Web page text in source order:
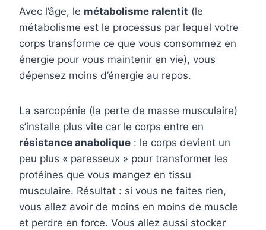
Avec l’âge, le métabolisme ralentit (le
métabolisme est le processus par lequel votre
corps transforme ce que vous consommez en
énergie pour vous maintenir en vie), vous
dépensez moins d’énergie au repos.
La sarcopénie (la perte de masse musculaire)
s’installe plus vite car le corps entre en
résistance anabolique : le corps devient un
peu plus « paresseux » pour transformer les
protéines que vous mangez en tissu
musculaire. Résultat : si vous ne faites rien,
vous allez avoir de moins en moins de muscle
et perdre en force. Vous allez aussi stocker